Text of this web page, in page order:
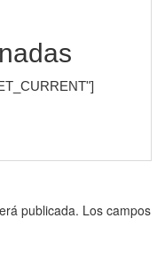
publicada. Los campos